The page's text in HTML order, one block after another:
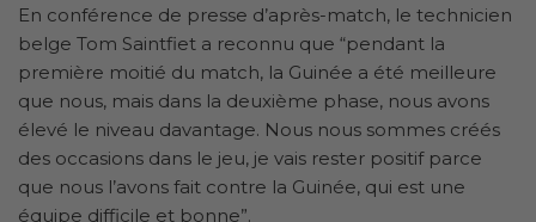
En conférence de presse d’après-match, le technicien
belge Tom Saintfiet a reconnu que “pendant la
première moitié du match, la Guinée a été meilleure
que nous, mais dans la deuxième phase, nous avons
élevé le niveau davantage. Nous nous sommes créés
des occasions dans le jeu, je vais rester positif parce
que nous l’avons fait contre la Guinée, qui est une
équipe difficile et bonne”.